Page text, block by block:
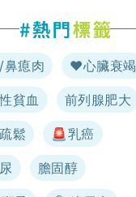
鼻瘜肉 ♥️心臟衰竭
貧血 前列腺肥大
鬆 🚨乳癌
膽固醇